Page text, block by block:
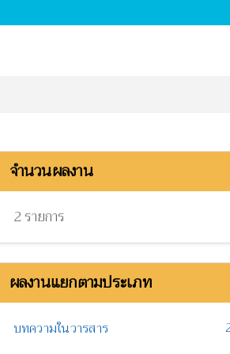
จำนวนผลงาน
2 รายการ
ผลงานแยกตามประเภท
บทความในวารสาร